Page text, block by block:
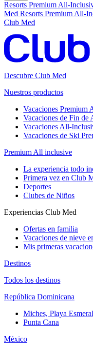
Resorts Premium All-
Med Resorts Premium All-
Club Med
Descubre Club Med
Nuestros productos
Vacaciones Premium
Vacaciones de Fin de
Vacaciones All-
Vacaciones de Ski
Premium All inclusive
La experiencia todo
Primera vez en Club
Deportes
Clubes de Niños
Experiencias Club Med
Ofertas en familia
Vacaciones de nieve
Mis primeras
Destinos
Todos los destinos
República Dominicana
Miches, Playa
Punta Cana
México